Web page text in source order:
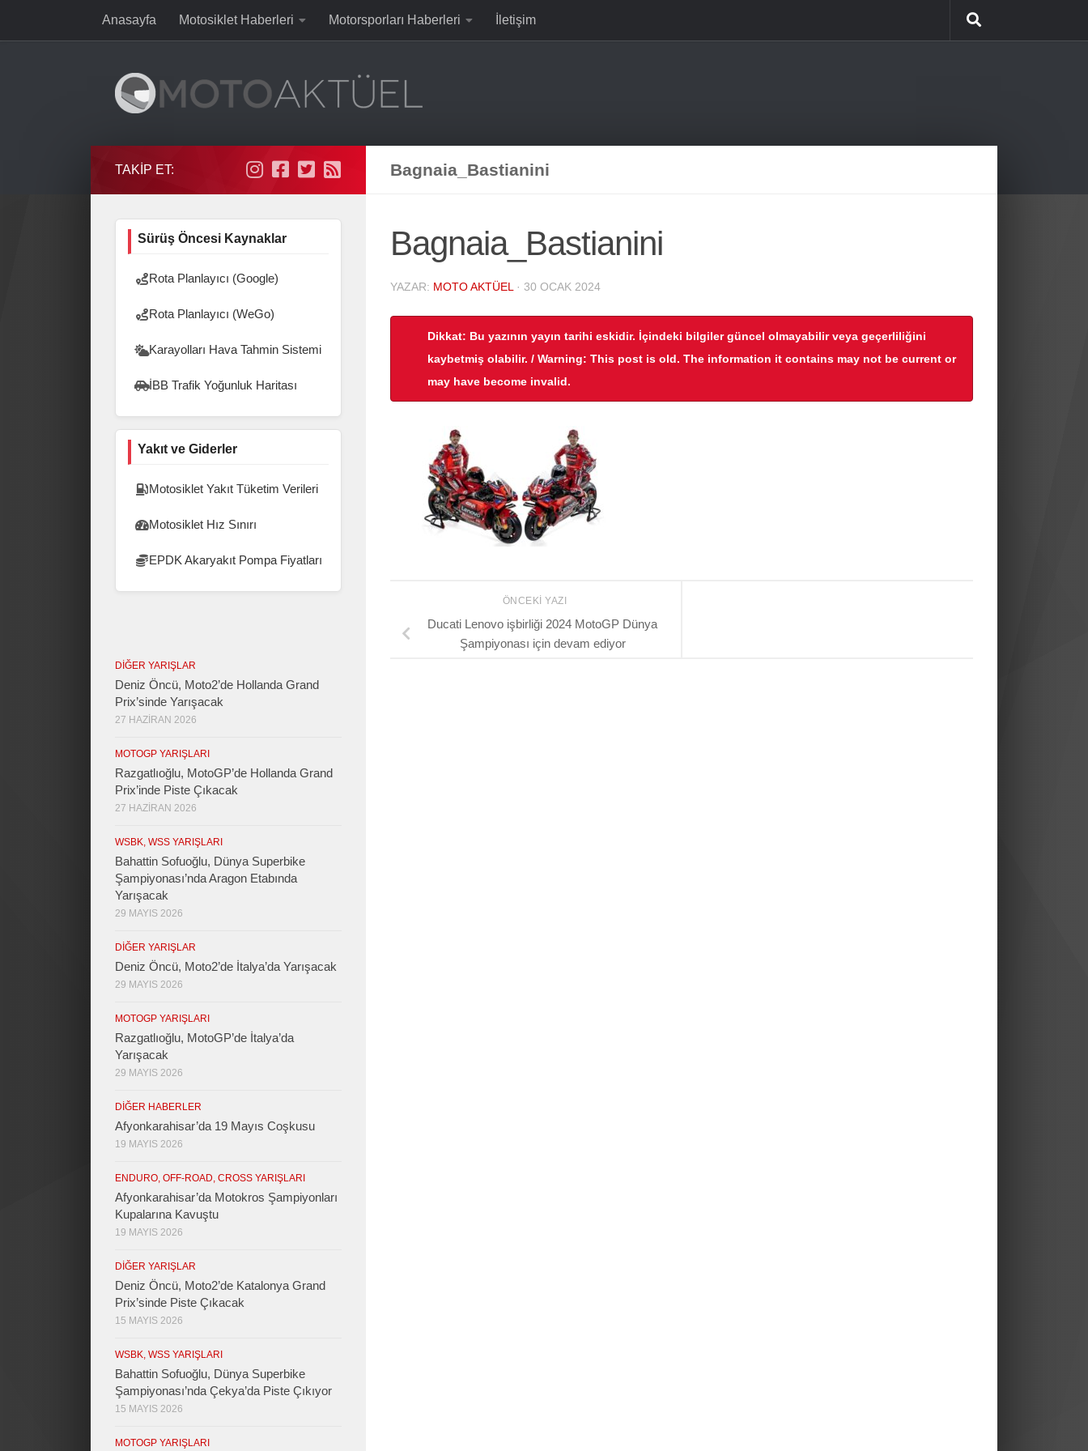
Skip to contentAnasayfa Motosiklet Haberleri Motorsporları Haberleri İletişim
Bagnaia_Bastianini
Bagnaia_Bastianini
YAZAR: MOTO AKTÜEL · 30 OCAK 2024
Dikkat: Bu yazının yayın tarihi eskidir. İçindeki bilgiler güncel olmayabilir veya geçerliliğini
kaybetmiş olabilir. / Warning: This post is old. The information it contains may not be current or
may have become invalid.
ÖNCEKI YAZI
Ducati Lenovo işbirliği 2024 MotoGP Dünya
Şampiyonası için devam ediyor
TAKIP ET:
Sürüş Öncesi Kaynaklar
Rota Planlayıcı (Google)
Rota Planlayıcı (WeGo)
Karayolları Hava Tahmin Sistemi
İBB Trafik Yoğunluk Haritası
Yakıt ve Giderler
Motosiklet Yakıt Tüketim Verileri
Motosiklet Hız Sınırı
EPDK Akaryakıt Pompa Fiyatları
DIĞER YARIŞLAR
Deniz Öncü, Moto2’de Hollanda Grand
Prix’sinde Yarışacak
27 HAZIRAN 2026
MOTOGP YARIŞLARI
Razgatlıoğlu, MotoGP’de Hollanda Grand
Prix’inde Piste Çıkacak
27 HAZIRAN 2026
WSBK, WSS YARIŞLARI
Bahattin Sofuoğlu, Dünya Superbike
Şampiyonası’nda Aragon Etabında
Yarışacak
29 MAYIS 2026
DIĞER YARIŞLAR
Deniz Öncü, Moto2’de İtalya’da Yarışacak
29 MAYIS 2026
MOTOGP YARIŞLARI
Razgatlıoğlu, MotoGP’de İtalya’da
Yarışacak
29 MAYIS 2026
DIĞER HABERLER
Afyonkarahisar’da 19 Mayıs Coşkusu
19 MAYIS 2026
ENDURO, OFF-ROAD, CROSS YARIŞLARI
Afyonkarahisar’da Motokros Şampiyonları
Kupalarına Kavuştu
19 MAYIS 2026
DIĞER YARIŞLAR
Deniz Öncü, Moto2’de Katalonya Grand
Prix’sinde Piste Çıkacak
15 MAYIS 2026
WSBK, WSS YARIŞLARI
Bahattin Sofuoğlu, Dünya Superbike
Şampiyonası’nda Çekya’da Piste Çıkıyor
15 MAYIS 2026
MOTOGP YARIŞLARI